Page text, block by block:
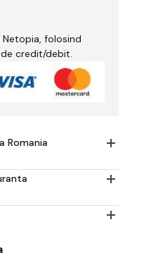
folosind
credit/debit.
Romania